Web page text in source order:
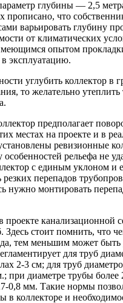
глубины — 2,5
прописано, что
варьировать глубину
от климатических
опытом
эксплуатацию.
углубить коллектор в
то желательно
предполагает
местах на проекте и в
ревизионные
рельефа не
с единым уклоном и
резких перепадов
нужно монтировать
проекте канализационной
Здесь стоит помнить, что
тем меньшим может
для труб
2-3 см; для труб
при диаметре трубы более
0,8 мм. Такие нормы
в коллекторе и